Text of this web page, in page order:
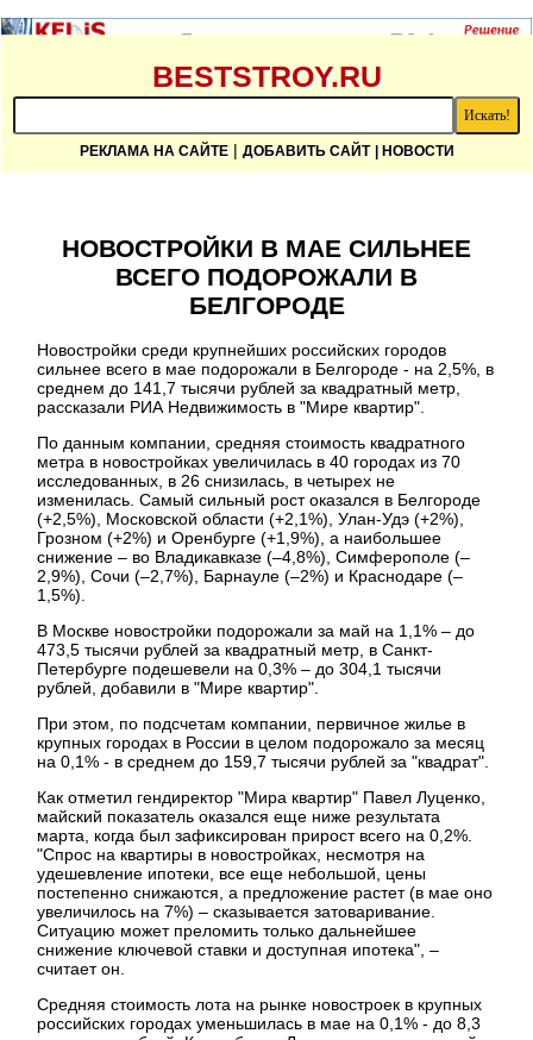
BESTSTROY.RU
РЕКЛАМА НА САЙТЕ| ДОБАВИТЬ САЙТ | НОВОСТИ
НОВОСТРОЙКИ В МАЕ СИЛЬНЕЕ
ВСЕГО ПОДОРОЖАЛИ В
БЕЛГОРОДЕ
Новостройки среди крупнейших российских городов
сильнее всего в мае подорожали в Белгороде - на 2,5%, в
среднем до 141,7 тысячи рублей за квадратный метр,
рассказали РИА Недвижимость в "Мире квартир".
По данным компании, средняя стоимость квадратного
метра в новостройках увеличилась в 40 городах из 70
исследованных, в 26 снизилась, в четырех не
изменилась. Самый сильный рост оказался в Белгороде
(+2,5%), Московской области (+2,1%), Улан-Удэ (+2%),
Грозном (+2%) и Оренбурге (+1,9%), а наибольшее
снижение – во Владикавказе (–4,8%), Симферополе (–
2,9%), Сочи (–2,7%), Барнауле (–2%) и Краснодаре (–
1,5%).
В Москве новостройки подорожали за май на 1,1% – до
473,5 тысячи рублей за квадратный метр, в Санкт-
Петербурге подешевели на 0,3% – до 304,1 тысячи
рублей, добавили в "Мире квартир".
При этом, по подсчетам компании, первичное жилье в
крупных городах в России в целом подорожало за месяц
на 0,1% - в среднем до 159,7 тысячи рублей за "квадрат".
Как отметил гендиректор "Мира квартир" Павел Луценко,
майский показатель оказался еще ниже результата
марта, когда был зафиксирован прирост всего на 0,2%.
"Спрос на квартиры в новостройках, несмотря на
удешевление ипотеки, все еще небольшой, цены
постепенно снижаются, а предложение растет (в мае оно
увеличилось на 7%) – сказывается затоваривание.
Ситуацию может преломить только дальнейшее
снижение ключевой ставки и доступная ипотека", –
считает он.
Средняя стоимость лота на рынке новостроек в крупных
российских городах уменьшилась в мае на 0,1% - до 8,3